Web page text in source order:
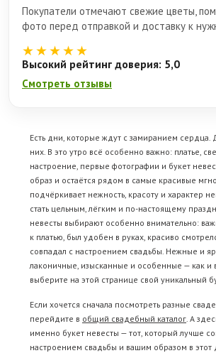
Покупатели отмечают свежие цветы,
фото перед отправкой и доставку к
★★★★★
Высокий рейтинг доверия: 5,0
Смотреть отзывы
Есть дни, которые ждут с замиранием
них. В это утро всё особенно важно: платье,
настроение, первые фотографии и букет
образ и остаётся рядом в самые красивые
подчёркивает нежность, красоту и характер
стать цельным, лёгким и по-настоящему
невесты выбирают особенно внимательно:
к платью, был удобен в руках, красиво
совпадал с настроением свадьбы. Нежные и
лаконичные, изысканные и особенные — как и
выберите на этой странице свой уникальный
Если хочется сначала посмотреть разные
перейдите в общий свадебный каталог. А
именно букет невесты — тот, который лучше
настроением свадьбы и вашим образом в этот